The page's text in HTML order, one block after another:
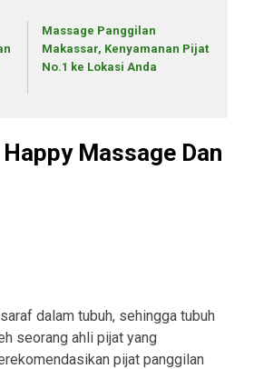
Massage Panggilan
Makassar, Kenyamanan Pijat
No.1 ke Lokasi Anda
Massage Dan
dalam tubuh, sehingga tubuh
seorang ahli pijat yang
pijat panggilan